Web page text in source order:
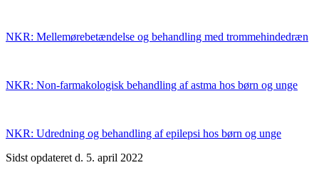
NKR: Mellemørebetændelse og behandling med trommehindedræn
NKR: Non-farmakologisk behandling af astma hos børn og unge
NKR: Udredning og behandling af epilepsi hos børn og unge
Sidst opdateret d. 5. april 2022